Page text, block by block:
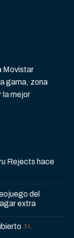
Movistar
gama, zona
la mejor
Rejects hace
del
extra